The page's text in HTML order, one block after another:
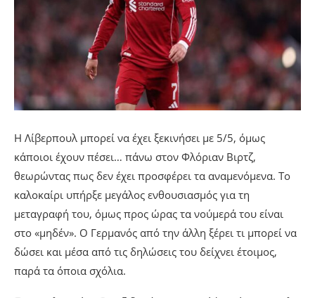
Η Λίβερπουλ μπορεί να έχει ξεκινήσει με 5/5, όμως
κάποιοι έχουν πέσει… πάνω στον Φλόριαν Βιρτζ,
θεωρώντας πως δεν έχει προσφέρει τα αναμενόμενα. Το
καλοκαίρι υπήρξε μεγάλος ενθουσιασμός για τη
μεταγραφή του, όμως προς ώρας τα νούμερά του είναι
στο «μηδέν». Ο Γερμανός από την άλλη ξέρει τι μπορεί να
δώσει και μέσα από τις δηλώσεις του δείχνει έτοιμος,
παρά τα όποια σχόλια.